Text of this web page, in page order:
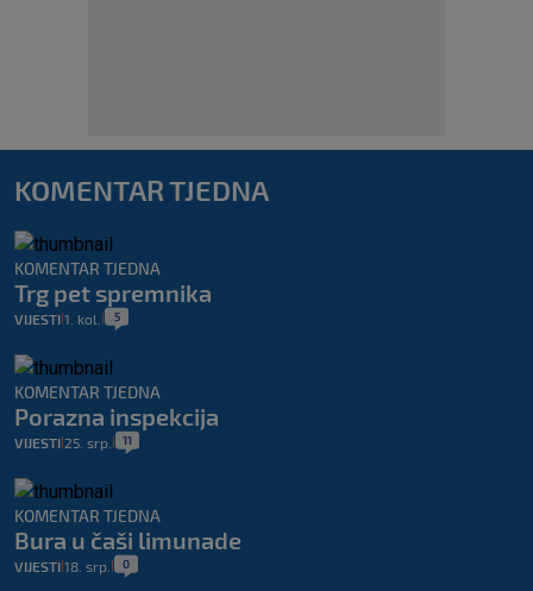
KOMENTAR TJEDNA
KOMENTAR TJEDNA
Trg pet spremnika
VIJESTI 1. kol. 5
KOMENTAR TJEDNA
Porazna inspekcija
VIJESTI 25. srp. 11
KOMENTAR TJEDNA
Bura u čaši limunade
VIJESTI 18. srp. 0